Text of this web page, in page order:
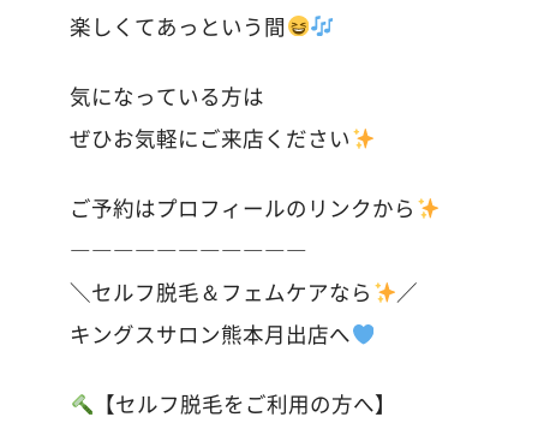
楽しくてあっという間
気になっている方は
ぜひお気軽にご来店ください
ご予約はプロフィールのリンクから
―――――――――――
＼セルフ脱毛＆フェムケアなら
／
キングスサロン熊本月出店へ
【セルフ脱毛をご利用の方へ】